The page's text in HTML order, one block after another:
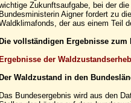
Zukunftsaufgabe, bei der
Bundesministerin Aigner fordert zu
der aus einem Teil
Die vollständigen Ergebnisse zum
Ergebnisse der
Der Waldzustand in den
Das Bundesergebnis wird aus den